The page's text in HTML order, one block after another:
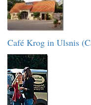
Café Krog in Ulsnis